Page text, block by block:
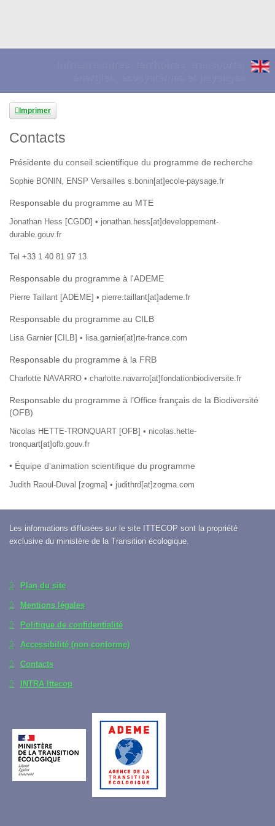
Imprimer
Contacts
Présidente du conseil scientifique du programme de recherche
Sophie BONIN, ENSP Versailles s.bonin[at]ecole-paysage.fr
Responsable du programme au MTE
Jonathan Hess [CGDD] • jonathan.hess[at]developpement-
durable.gouv.fr
Tel +33 1 40 81 97 13
Responsable du programme à l'ADEME
Pierre Taillant [ADEME] • pierre.taillant[at]ademe.fr
Responsable du programme au CILB
Lisa Garnier [CILB] • lisa.garnier[at]rte-france.com
Responsable du programme à la FRB
Charlotte NAVARRO • charlotte.navarro[at]fondationbiodiversite.fr
Responsable du programme à l’Office français de la Biodiversité
(OFB)
Nicolas HETTE-TRONQUART [OFB] • nicolas.hette-
tronquart[at]ofb.gouv.fr
• Équipe d’animation scientifique du programme
Judith Raoul-Duval [zogma] • judithrd[at]zogma.com
Les informations diffusées sur le site ITTECOP sont la propriété
exclusive du ministère de la Transition écologique.
Plan du site
Mentions légales
Politique de confidentialité
Accessibilité (non conforme)
Contacts
INTRA Ittecop